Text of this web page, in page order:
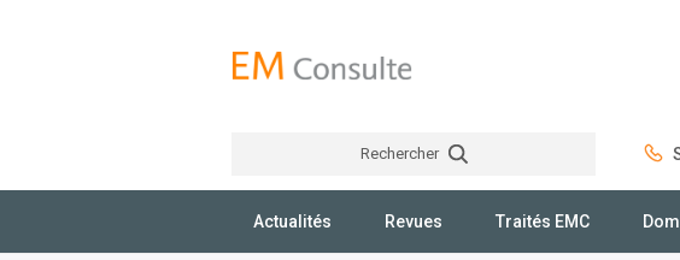
Rechercher
Actualités Revues Traités EMC